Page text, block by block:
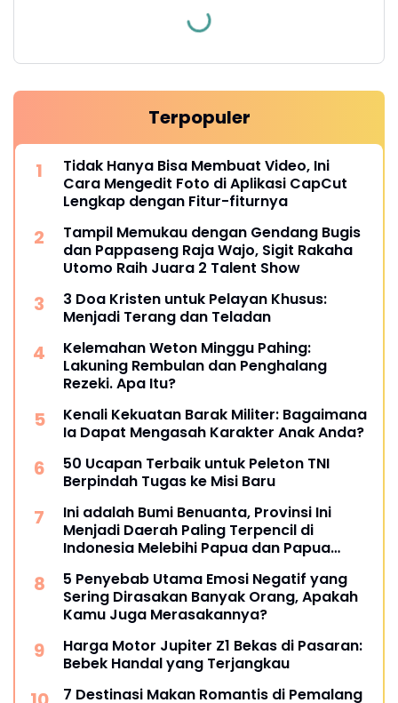
Terpopuler
Tidak Hanya Bisa Membuat Video, Ini
Cara Mengedit Foto di Aplikasi CapCut
Lengkap dengan Fitur-fiturnya
Tampil Memukau dengan Gendang Bugis
dan Pappaseng Raja Wajo, Sigit Rakaha
Utomo Raih Juara 2 Talent Show
3 Doa Kristen untuk Pelayan Khusus:
Menjadi Terang dan Teladan
Kelemahan Weton Minggu Pahing:
Lakuning Rembulan dan Penghalang
Rezeki. Apa Itu?
Kenali Kekuatan Barak Militer: Bagaimana
Ia Dapat Mengasah Karakter Anak Anda?
50 Ucapan Terbaik untuk Peleton TNI
Berpindah Tugas ke Misi Baru
Ini adalah Bumi Benuanta, Provinsi Ini
Menjadi Daerah Paling Terpencil di
Indonesia Melebihi Papua dan Papua
5 Penyebab Utama Emosi Negatif yang
Sering Dirasakan Banyak Orang, Apakah
Kamu Juga Merasakannya?
Harga Motor Jupiter Z1 Bekas di Pasaran:
Bebek Handal yang Terjangkau
7 Destinasi Makan Romantis di Pemalang